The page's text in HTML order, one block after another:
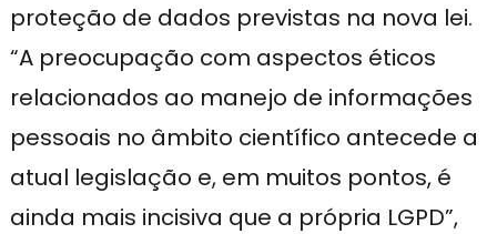
proteção de dados previstas na nova lei.
“A preocupação com aspectos éticos
relacionados ao manejo de informações
pessoais no âmbito científico antecede a
atual legislação e, em muitos pontos, é
ainda mais incisiva que a própria LGPD”,